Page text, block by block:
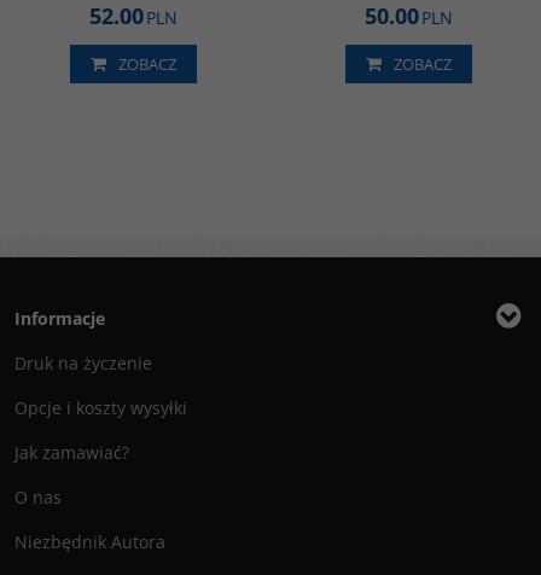
52.00PLN
ZOBACZ
50.00PLN
ZOBACZ
Informacje
Druk na życzenie
Opcje i koszty wysyłki
Jak zamawiać?
O nas
Niezbędnik Autora